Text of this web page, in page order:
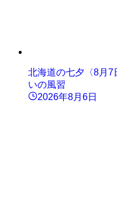
北海道の七夕〈8月
いの風習
2026年8月6日